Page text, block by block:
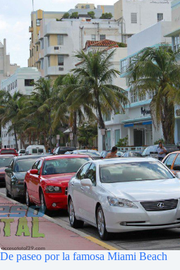
De paseo por la famosa Miami Beach